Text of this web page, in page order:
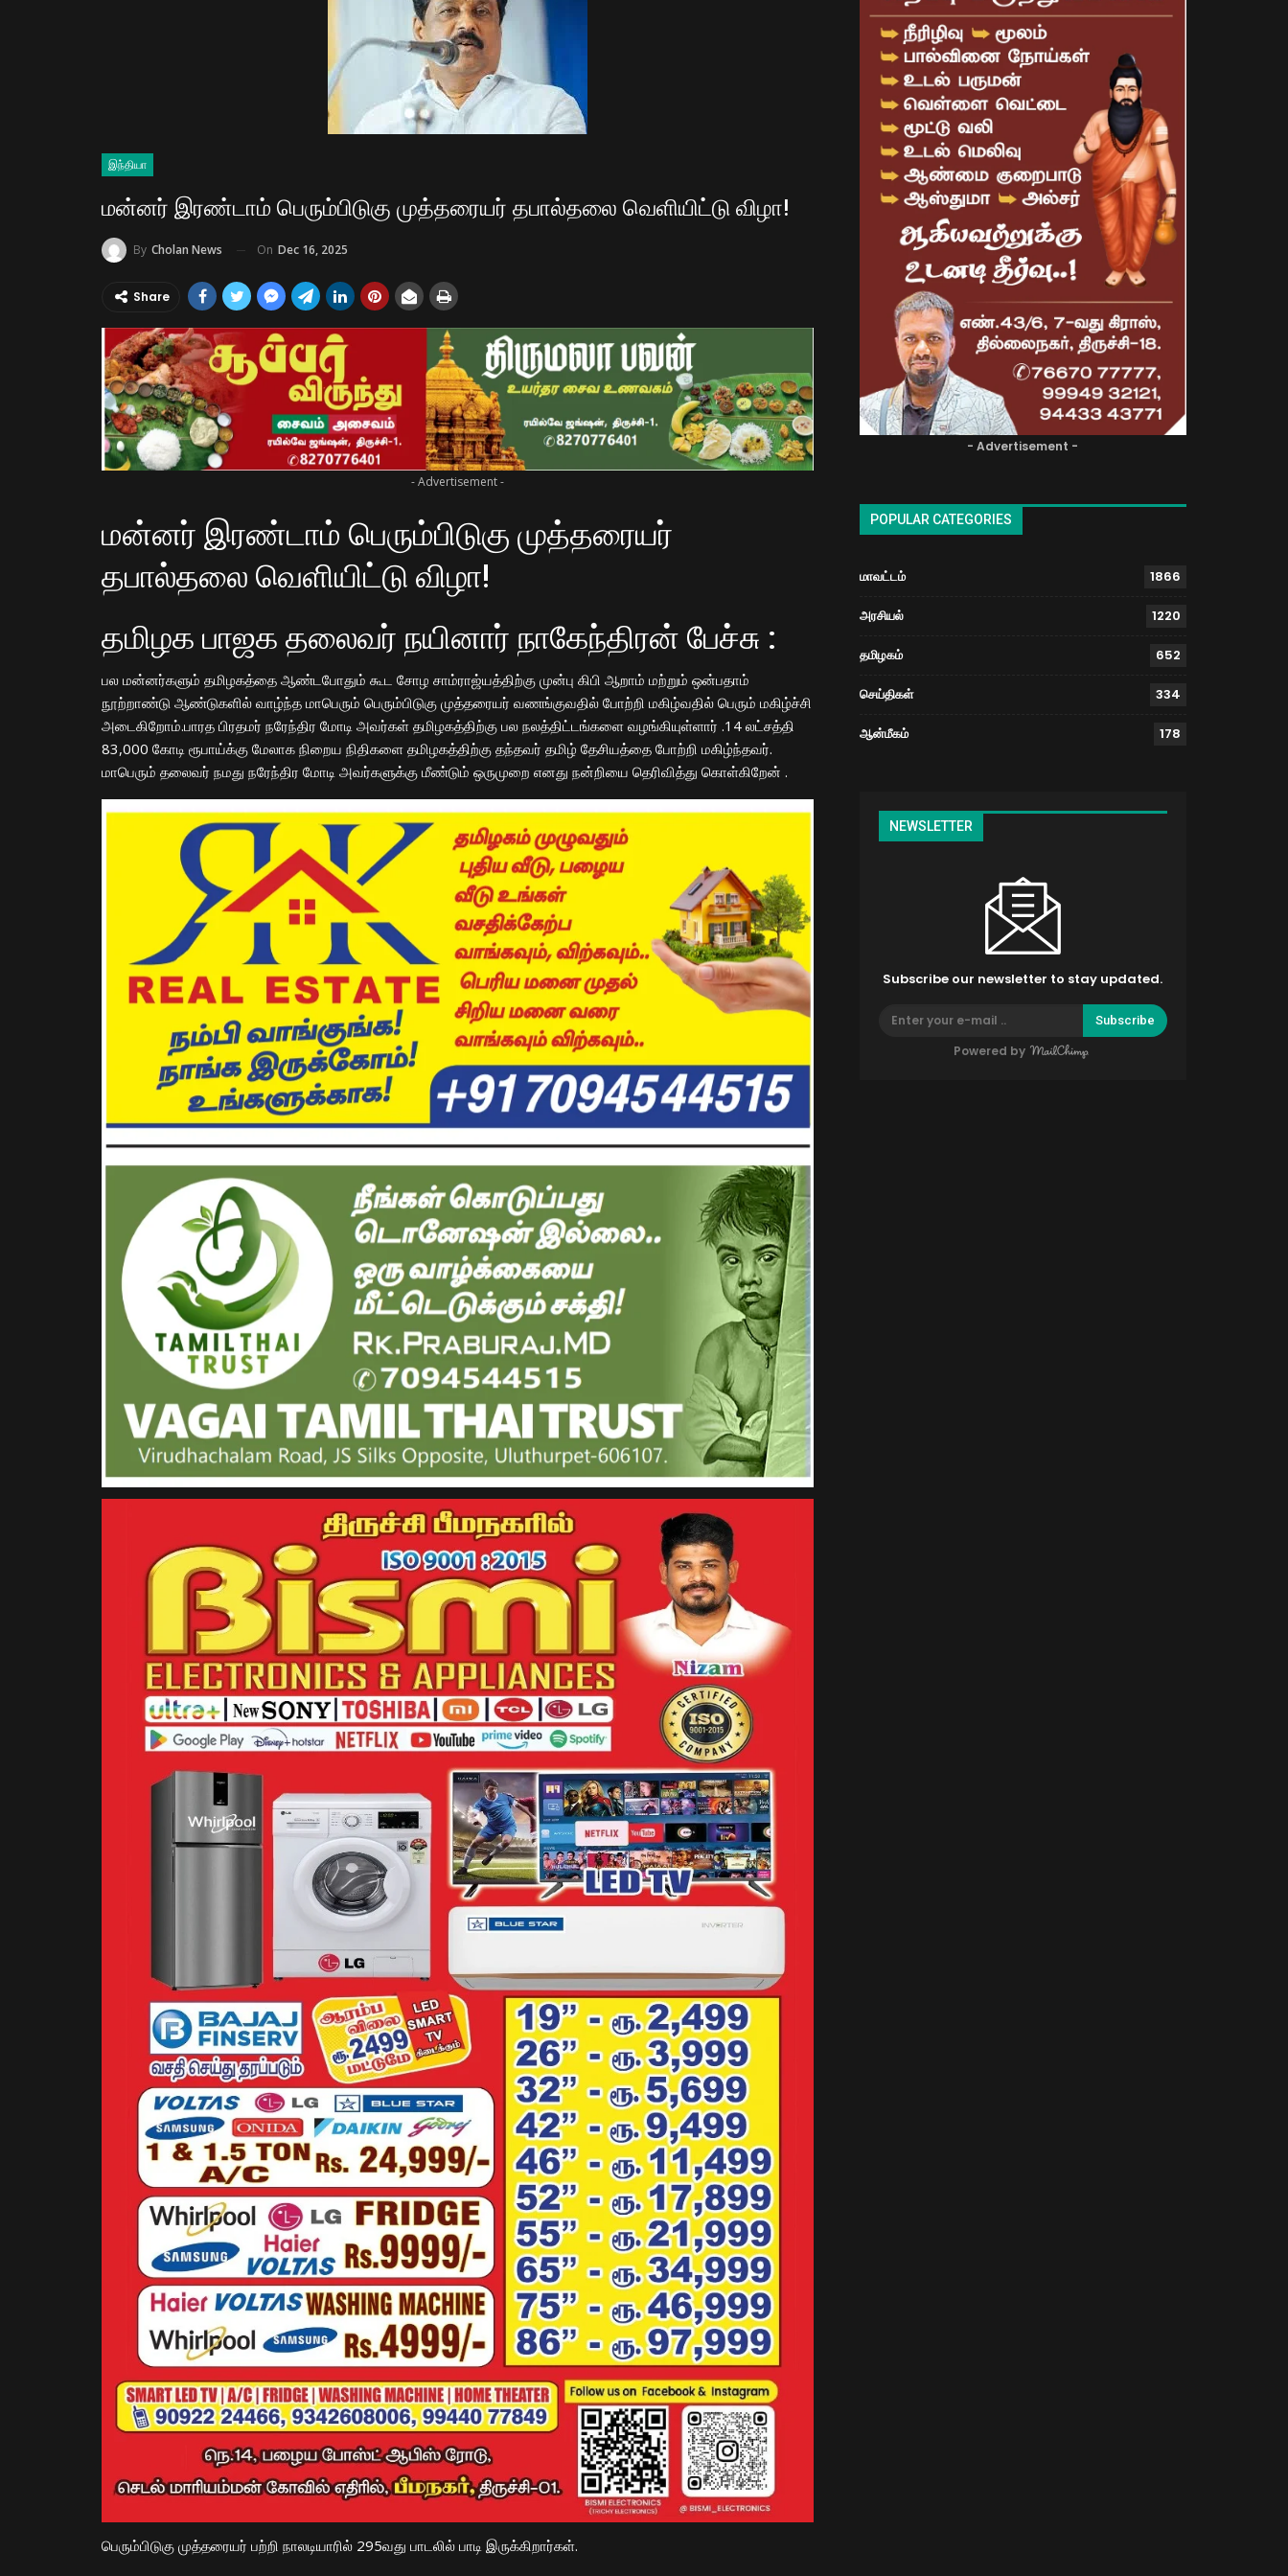
இந்தியா
மன்னர் இரண்டாம் பெரும்பிடுகு முத்தரையர் தபால்தலை வெளியிட்டு விழா!
By Cholan News On Dec 16, 2025
Share
- Advertisement -
மன்னர் இரண்டாம் பெரும்பிடுகு முத்தரையர்
தபால்தலை வெளியிட்டு விழா!
தமிழக பாஜக தலைவர் நயினார் நாகேந்திரன் பேச்சு :
பல மன்னர்களும் தமிழகத்தை ஆண்டபோதும் கூட சோழ சாம்ராஜ்யத்திற்கு முன்பு கிபி ஆறாம் மற்றும் ஒன்பதாம்
நூற்றாண்டு ஆண்டுகளில் வாழ்ந்த மாபெரும் பெரும்பிடுகு முத்தரையர் வணங்குவதில் போற்றி மகிழ்வதில் பெரும் மகிழ்ச்சி
அடைகிறோம்.பாரத பிரதமர் நரேந்திர மோடி அவர்கள் தமிழகத்திற்கு பல நலத்திட்டங்களை வழங்கியுள்ளார் .14 லட்சத்தி
83,000 கோடி ரூபாய்க்கு மேலாக நிறைய நிதிகளை தமிழகத்திற்கு தந்தவர் தமிழ் தேசியத்தை போற்றி மகிழ்ந்தவர்.
மாபெரும் தலைவர் நமது நரேந்திர மோடி அவர்களுக்கு மீண்டும் ஒருமுறை எனது நன்றியை தெரிவித்து கொள்கிறேன் .
பெரும்பிடுகு முத்தரையர் பற்றி நாலடியாரில் 295வது பாடலில் பாடி இருக்கிறார்கள்.
- Advertisement -
POPULAR CATEGORIES
மாவட்டம் 1866
அரசியல் 1220
தமிழகம் 652
செய்திகள் 334
ஆன்மீகம் 178
NEWSLETTER
Subscribe our newsletter to stay updated.
Subscribe
Powered by